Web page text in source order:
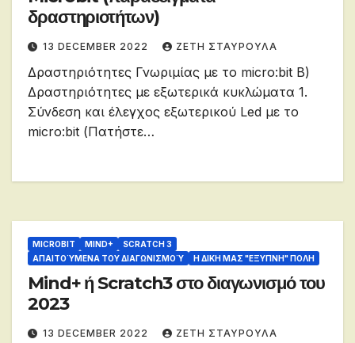
δραστηριοτήτων)
13 DECEMBER 2022 ΖΕΤΗ ΣΤΑΥΡΟΥΛΑ
Δραστηριότητες Γνωριμίας με το micro:bit Β)
Δραστηριότητες με εξωτερικά κυκλώματα 1.
Σύνδεση και έλεγχος εξωτερικού Led με το
micro:bit (Πατήστε…
MICROBIT MIND+
SCRATCH 3
ΑΠΑΙΤΟΎΜΕΝΑ ΤΟΥ ΔΙΑΓΩΝΙΣΜΟΎ
Η ΔΙΚΗ ΜΑΣ "ΕΞΥΠΝΗ" ΠΟΛΗ
Mind+ ή Scratch3 στο διαγωνισμό του
2023
13 DECEMBER 2022 ΖΕΤΗ ΣΤΑΥΡΟΥΛΑ